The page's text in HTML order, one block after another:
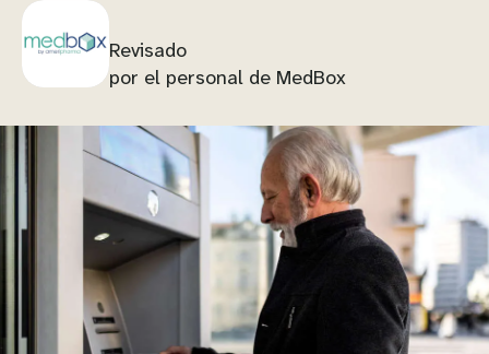
Revisado
por el personal de MedBox